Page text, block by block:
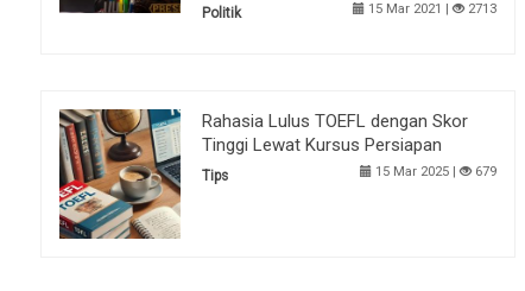
Politik 15 Mar 2021 | 2713
Rahasia Lulus TOEFL dengan Skor
Tinggi Lewat Kursus Persiapan
Tips 15 Mar 2025 | 679